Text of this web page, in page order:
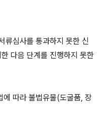
류심사를 통과하지 못한 신
다음 단계를 진행하지 못한
에 따라 불법유물(도굴품, 장